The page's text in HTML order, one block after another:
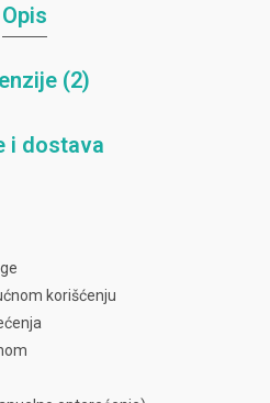
Opis
(2)
i dostava
korišćenju